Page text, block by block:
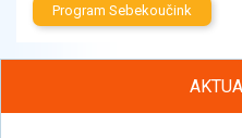
Ochucovadla, přísady, sladidla
Proteinové výrobky, doplňky
Program Sebekoučink